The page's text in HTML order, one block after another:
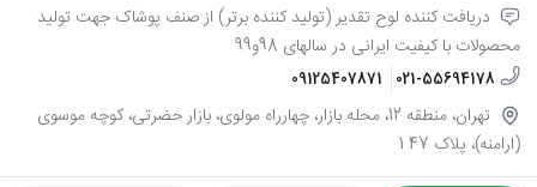
دریافت کننده لوح تقدیر (تولید کننده برتر) از صنف پوشاک جهت تولید
محصولات با کیفیت ایرانی در سالهای 98و99
021-55694178
09125407871
تهران، منطقه 12، محله بازار، چهارراه مولوی، بازار حضرتی، کوچه موسوی
(ارامنه)، پلاک 47 1